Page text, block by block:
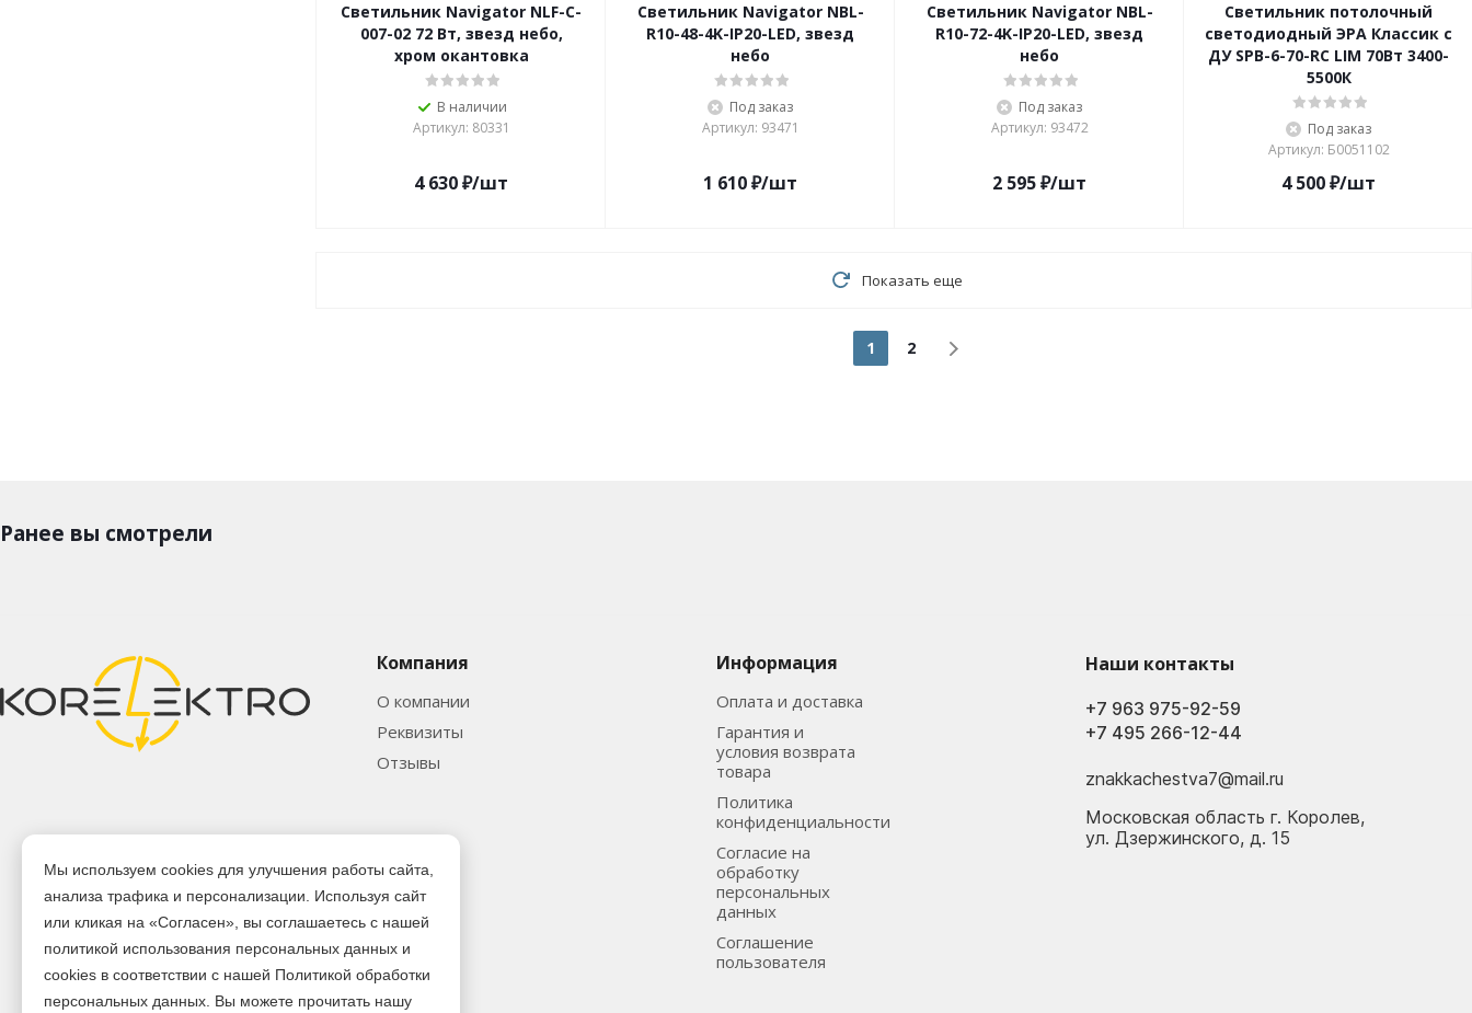
Светильник Navigator NLF-C-
007-02 72 Вт, звезд небо,
хром окантовка
В наличии
Артикул: 80331
4 630₽/шт
Светильник Navigator NBL-
R10-48-4K-IP20-LED, звезд
небо
Под заказ
Артикул: 93471
1 610₽/шт
Светильник Navigator NBL-
R10-72-4K-IP20-LED, звезд
небо
Под заказ
Артикул: 93472
2 595₽/шт
Светильник потолочный
светодиодный ЭРА Классик с
ДУ SPB-6-70-RC LIM 70Вт 3400-
5500К
Под заказ
Артикул: Б0051102
4 500₽/шт
Показать еще
1 2
Ранее вы смотрели
Компания
О компании
Реквизиты
Отзывы
Информация
Оплата и доставка
Гарантия и
условия возврата
товара
Политика
конфиденциальности
Согласие на
обработку
персональных
данных
Соглашение
пользователя
Наши контакты
+7 495 266-12-44
+7 963 975-92-59
znakkachestva7@mail.ru
Московская область г. Королев,
ул. Дзержинского, д. 15
Мы используем cookies для улучшения работы сайта,
анализа трафика и персонализации. Используя сайт
или кликая на «Согласен», вы соглашаетесь с нашей
политикой использования персональных данных и
cookies в соответствии с нашей Политикой обработки
персональных данных. Вы можете прочитать нашу